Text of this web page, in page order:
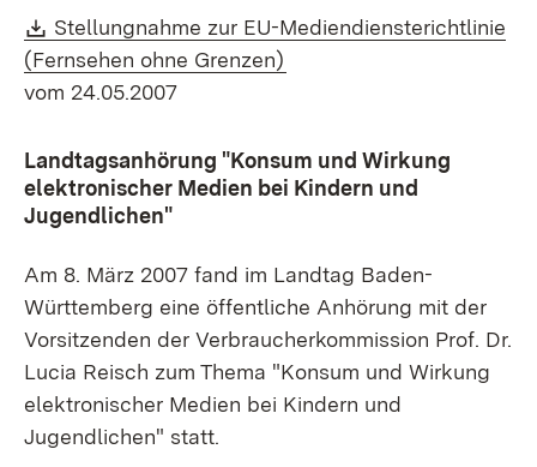
Download:
Stellungnahme zur EU-Mediendiensterichtlinie
(Fernsehen ohne Grenzen)
vom 24.05.2007
Landtagsanhörung "Konsum und Wirkung
elektronischer Medien bei Kindern und
Jugendlichen"
Am 8. März 2007 fand im Landtag Baden-
Württemberg eine öffentliche Anhörung mit der
Vorsitzenden der Verbraucherkommission Prof. Dr.
Lucia Reisch zum Thema "Konsum und Wirkung
elektronischer Medien bei Kindern und
Jugendlichen" statt.